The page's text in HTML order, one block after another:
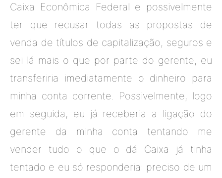
Caixa Econômica Federal e possivelmente
ter que recusar todas as propostas de
venda de títulos de capitalização, seguros e
sei lá mais o que por parte do gerente, eu
transferiria imediatamente o dinheiro para
minha conta corrente. Possivelmente, logo
em seguida, eu já receberia a ligação do
gerente da minha conta tentando me
vender tudo o que o dá Caixa já tinha
tentado e eu só responderia: preciso de um